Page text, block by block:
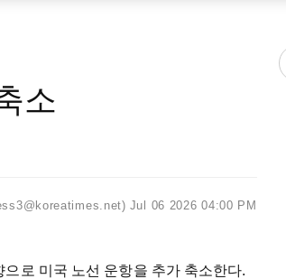
소
Jul 06 2026 04:00 PM
로 미국 노선 운항을 추가 축소한다.